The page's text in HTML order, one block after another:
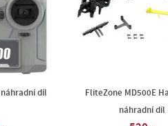
díl
FliteZone MD500E
náhradní díl